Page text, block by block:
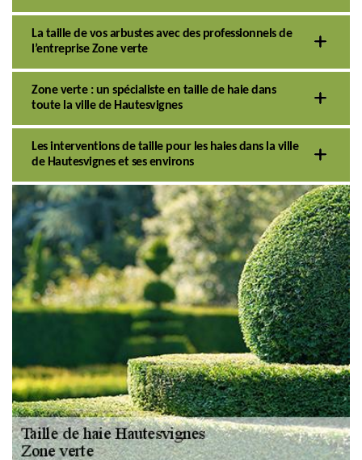
La taille de vos arbustes avec des professionnels de
l’entreprise Zone verte
Zone verte : un spécialiste en taille de haie dans
toute la ville de Hautesvignes
Les interventions de taille pour les haies dans la ville
de Hautesvignes et ses environs